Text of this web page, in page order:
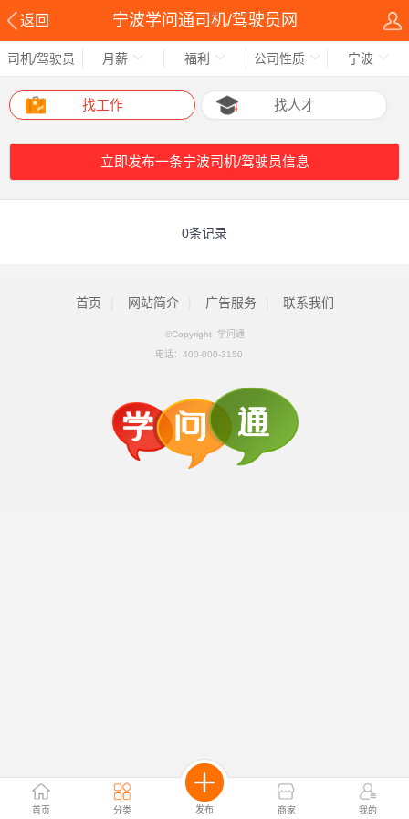
返回 宁波学问通司机/驾驶员网
首页 分类 发布 商家 我的
司机/驾驶员 月薪 福利 公司性质 宁波
找工作 找人才
立即发布一条宁波司机/驾驶员信息
0条记录
首页 网站简介 广告服务 联系我们
©Copyright 学问通
电话： 400-000-3150